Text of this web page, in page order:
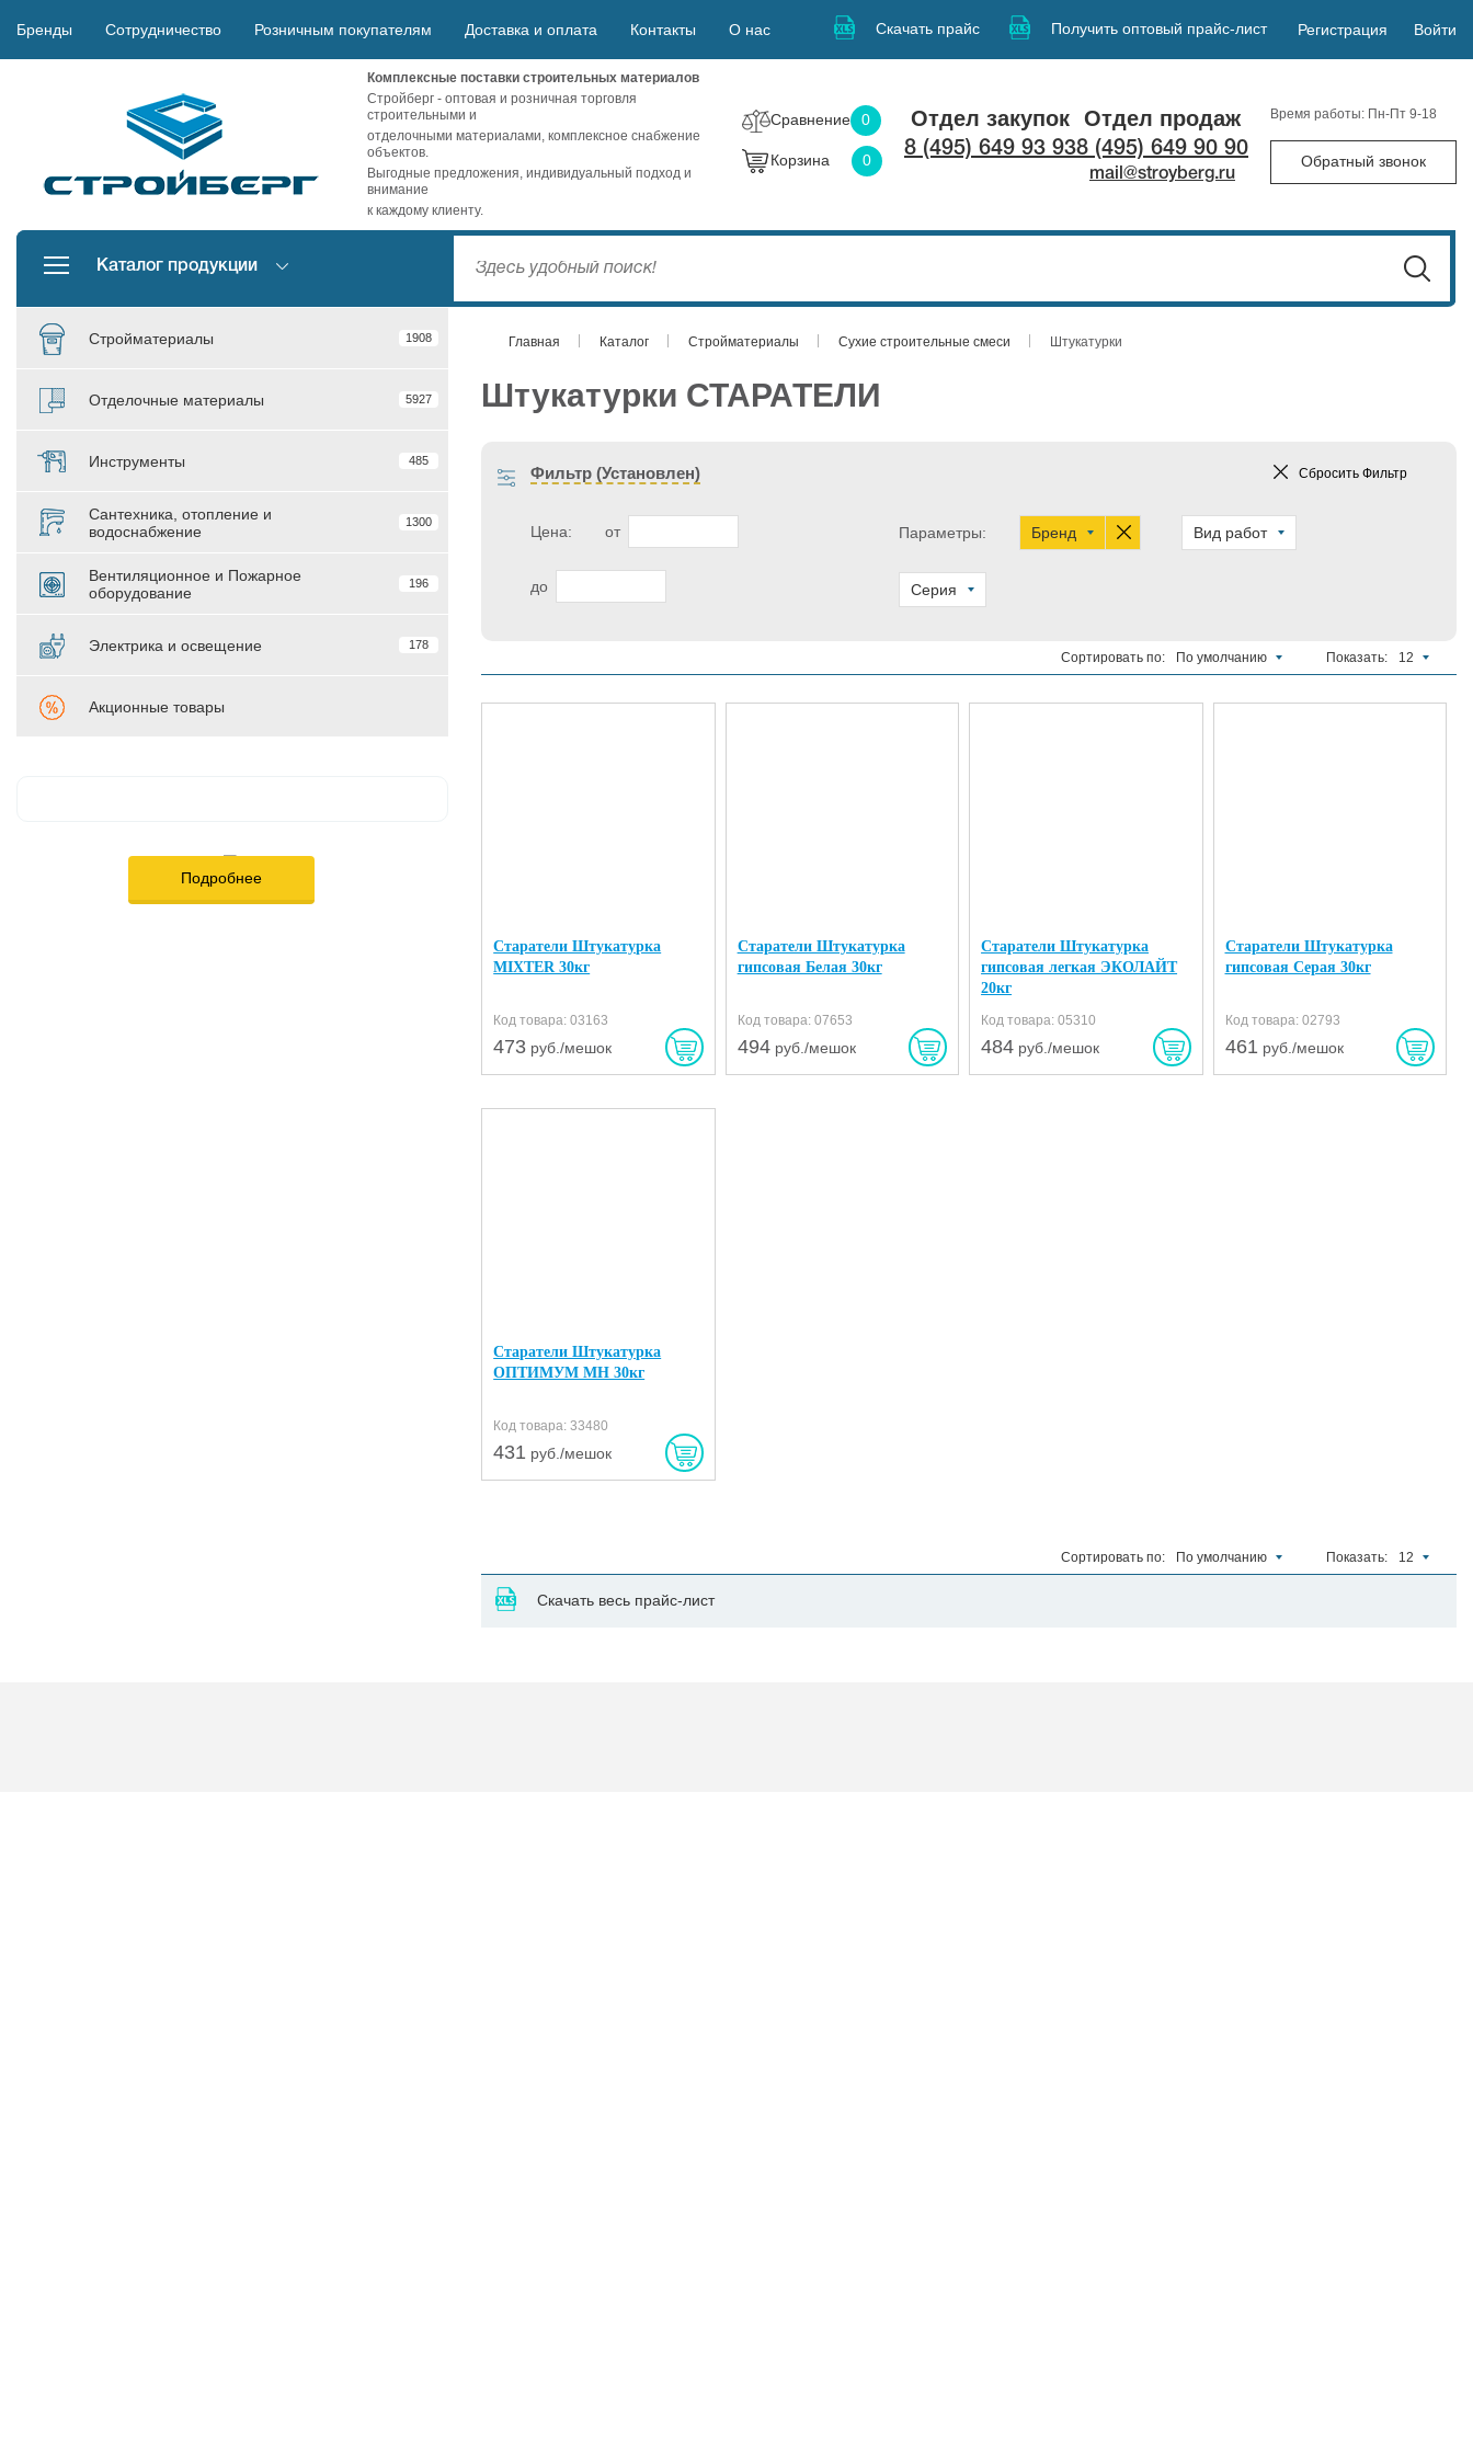
Бренды Сотрудничество Розничным покупателям Доставка и оплата Контакты О нас Скачать прайс Получить оптовый прайс-лист Регистрация Войти
Комплексные поставки строительных материалов
Стройберг - оптовая и розничная торговля
строительными и
отделочными материалами, комплексное снабжение
объектов.
Выгодные предложения, индивидуальный подход и
внимание
к каждому клиенту.
Сравнение 0
Корзина 0
Отдел закупок
8 (495) 649 93 93
Отдел продаж
8 (495) 649 90 90
mail@stroyberg.ru
Время работы: Пн-Пт 9-18
Обратный звонок
Каталог продукции
Стройматериалы 1908
Отделочные материалы 5927
Инструменты 485
Сантехника, отопление и
водоснабжение
1300
Вентиляционное и Пожарное
оборудование
196
Электрика и освещение 178
Акционные товары
Подробнее
Главная Каталог Стройматериалы Сухие строительные смеси Штукатурки
Штукатурки СТАРАТЕЛИ
Фильтр (Установлен) Сбросить Фильтр
Цена: от
до
Параметры: Бренд Вид работ
Серия
Сортировать по: По умолчанию Показать: 12
Старатели Штукатурка
MIXTER 30кг
Код товара: 03163
473 руб./мешок
Старатели Штукатурка
гипсовая Белая 30кг
Код товара: 07653
494руб./мешок
Старатели Штукатурка
гипсовая легкая ЭКОЛАЙТ
20кг
Код товара: 05310
484 руб./мешок
Старатели Штукатурка
гипсовая Серая 30кг
Код товара: 02793
461 руб./мешок
Старатели Штукатурка
ОПТИМУМ МН 30кг
Код товара: 33480
431 руб./мешок
Сортировать по: По умолчанию Показать: 12
Скачать весь прайс-лист